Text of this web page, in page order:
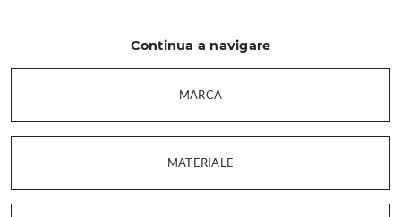
Continua a navigare
MARCA
MATERIALE